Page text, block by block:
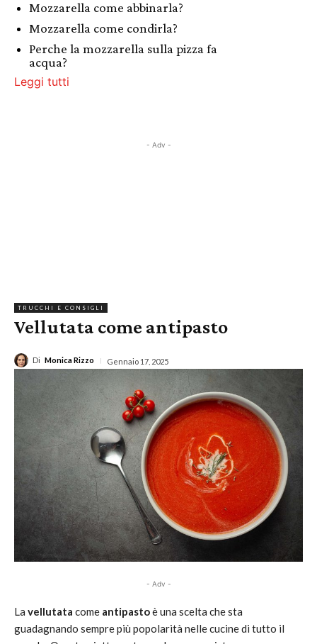
Mozzarella come abbinarla?
Mozzarella come condirla?
Perche la mozzarella sulla pizza fa
acqua?
Leggi tutti
- Adv -